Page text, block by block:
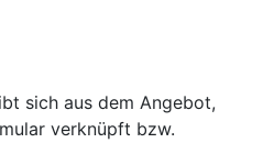
sich aus dem Angebot,
verknüpft bzw.